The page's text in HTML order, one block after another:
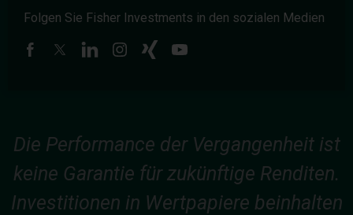
Folgen Sie Fisher Investments in den sozialen Medien
Die Performance der Vergangenheit ist
keine Garantie für zukünftige Renditen.
Investitionen in Wertpapiere beinhalten